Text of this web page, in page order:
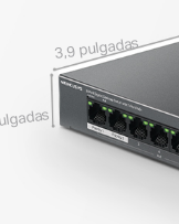
3,9 pulgadas